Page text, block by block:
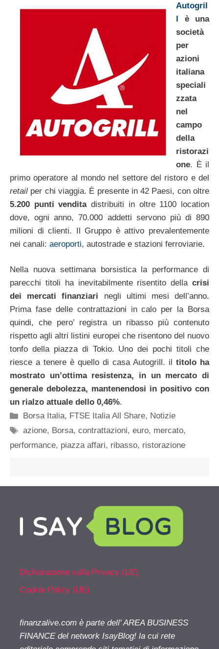
Autogril
l è una
società
per
azioni
italiana
speciali
zzata
nel
campo
della
ristorazi
one. È il
primo operatore al mondo nel settore del ristoro e del
retail per chi viaggia. È presente in 42 Paesi, con oltre
5.200 punti venditadistribuiti in oltre 1100 location
dove, ogni anno, 70.000 addetti servono più di 890
milioni di clienti. Il Gruppo è attivo prevalentemente
nei canali: aeroporti, autostrade e stazioni ferroviarie.
Nella nuova settimana borsistica la performance di
parecchi titoli ha inevitabilmente risentito della crisi
dei mercati finanziari negli ultimi mesi dell’anno.
Prima fase delle contrattazioni in calo per la Borsa
quindi, che pero’ registra un ribasso più contenuto
rispetto agli altri listini europei che risentono del nuovo
tonfo della piazza di Tokio. Uno dei pochi titoli che
riesce a tenere è quello di casa Autogrill. il titolo ha
mostrato un’ottima resistenza, in un mercato di
generale debolezza, mantenendosi in positivo con
un rialzo attuale dello 0,46%.
Categorie
Borsa Italia, FTSE Italia All Share, Notizie
Tag
azione, Borsa,contrattazioni,euro, mercato,
performance, piazza affari, ribasso, ristorazione
Dichiarazione sulla Privacy (UE)
Cookie Policy (UE)
finanzalive.com è parte dell' AREA BUSINESS
FINANCE del network IsayBlog! la cui rete